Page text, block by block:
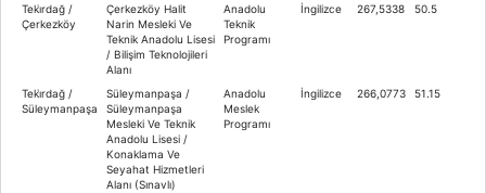
Teki̇rdağ /
Çerkezköy
Çerkezköy Halit
Narin Mesleki Ve
Teknik Anadolu Lisesi
/ Bilişim Teknolojileri
Alanı
Anadolu
Teknik
Programı
İngilizce 267,5338 50.5
Teki̇rdağ /
Süleymanpaşa
Süleymanpaşa /
Süleymanpaşa
Mesleki Ve Teknik
Anadolu Lisesi /
Konaklama Ve
Seyahat Hizmetleri
Alanı (Sınavlı)
Anadolu
Meslek
Programı
İngilizce 266,0773 51.15